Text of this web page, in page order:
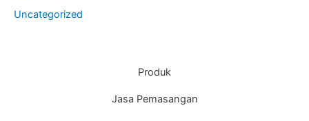
Uncategorized
Produk
Jasa Pemasangan